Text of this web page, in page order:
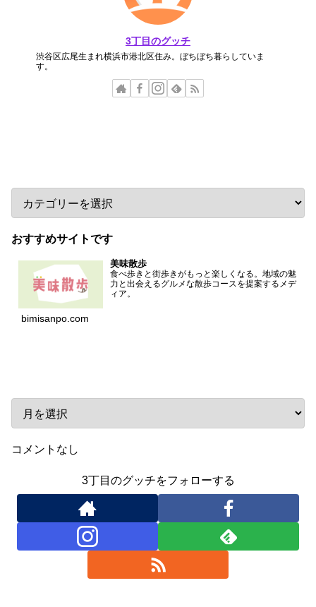
3丁目のグッチ
渋谷区広尾生まれ横浜市港北区住み。ぼちぼち暮らしていま
す。
おすすめサイトです
美味散歩
食べ歩きと街歩きがもっと楽しくなる。地域の魅
力と出会えるグルメな散歩コースを提案するメデ
ィア。
bimisanpo.com
コメントなし
3丁目のグッチをフォローする